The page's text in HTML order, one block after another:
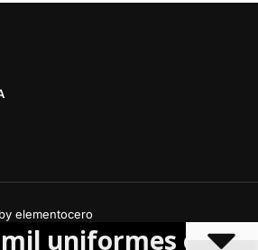
elementocero
escolares